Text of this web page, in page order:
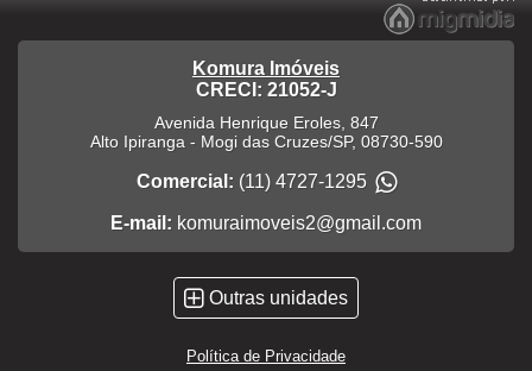
Komura Imóveis
CRECI: 21052-J
Avenida Henrique Eroles, 847
Alto Ipiranga - Mogi das Cruzes/SP, 08730-590
Comercial: (11) 4727-1295
E-mail: komuraimoveis2@gmail.com
Outras unidades
Política de Privacidade